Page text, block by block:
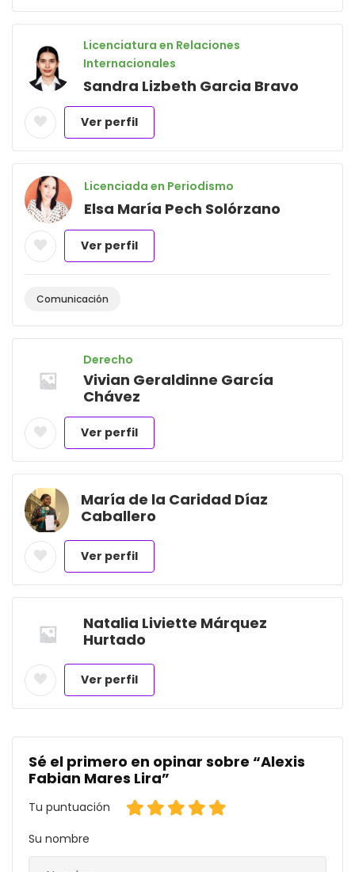
Licenciatura en Relaciones
Internacionales
Sandra Lizbeth Garcia Bravo
Ver perfil
Licenciada en Periodismo
Elsa María Pech Solórzano
Ver perfil
Comunicación
Derecho
Vivian Geraldinne García
Chávez
Ver perfil
María de la Caridad Díaz
Caballero
Ver perfil
Natalia Liviette Márquez
Hurtado
Ver perfil
Sé el primero en opinar sobre “Alexis
Fabian Mares Lira”
Tu puntuación
Su nombre